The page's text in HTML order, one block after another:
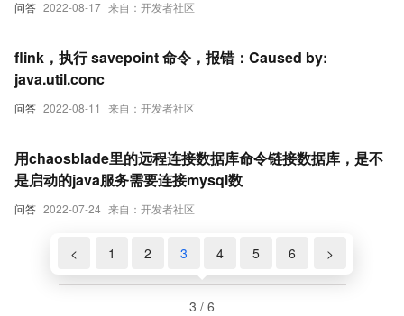
问答 2022-08-17 来自：开发者社区
问答 2022-08-11 来自：开发者社区
flink，执行 savepoint 命令，报错：Caused by:
java.util.conc
问答 2022-07-24 来自：开发者社区
用chaosblade里的远程连接数据库命令链接数据库，是不
是启动的java服务需要连接mysql数
< 1 2 3 4 5 6 >
3 / 6